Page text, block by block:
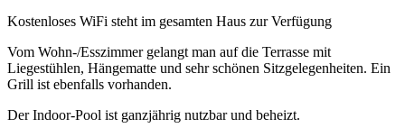
Kostenloses WiFi steht im gesamten Haus zur Verfügung
Vom Wohn-/Esszimmer gelangt man auf die Terrasse mit
Liegestühlen, Hängematte und sehr schönen Sitzgelegenheiten. Ein
Grill ist ebenfalls vorhanden.
Der Indoor-Pool ist ganzjährig nutzbar und beheizt.